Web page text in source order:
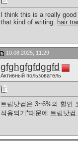
I think this is a really
that kind of writing. hair
10.08.2025, 11:29
gfghgfgfdggfd
Активный пользователь
트립닷컴은 3~6%의 할인
적용되기*때문에 트립닷컴